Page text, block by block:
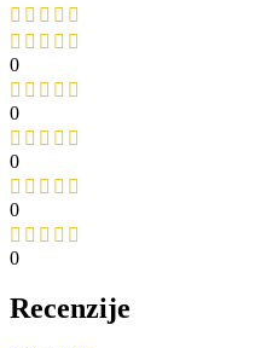
0
0
0
0
0
Recenzije